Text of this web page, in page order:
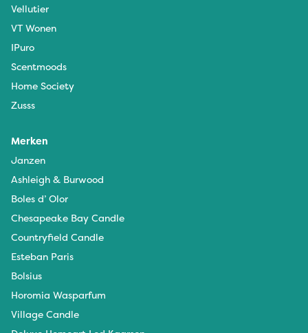
Vellutier
VT Wonen
IPuro
Scentmoods
Home Society
Zusss
Merken
Janzen
Ashleigh & Burwood
Boles d’ Olor
Chesapeake Bay Candle
Countryfield Candle
Esteban Paris
Bolsius
Horomia Wasparfum
Village Candle